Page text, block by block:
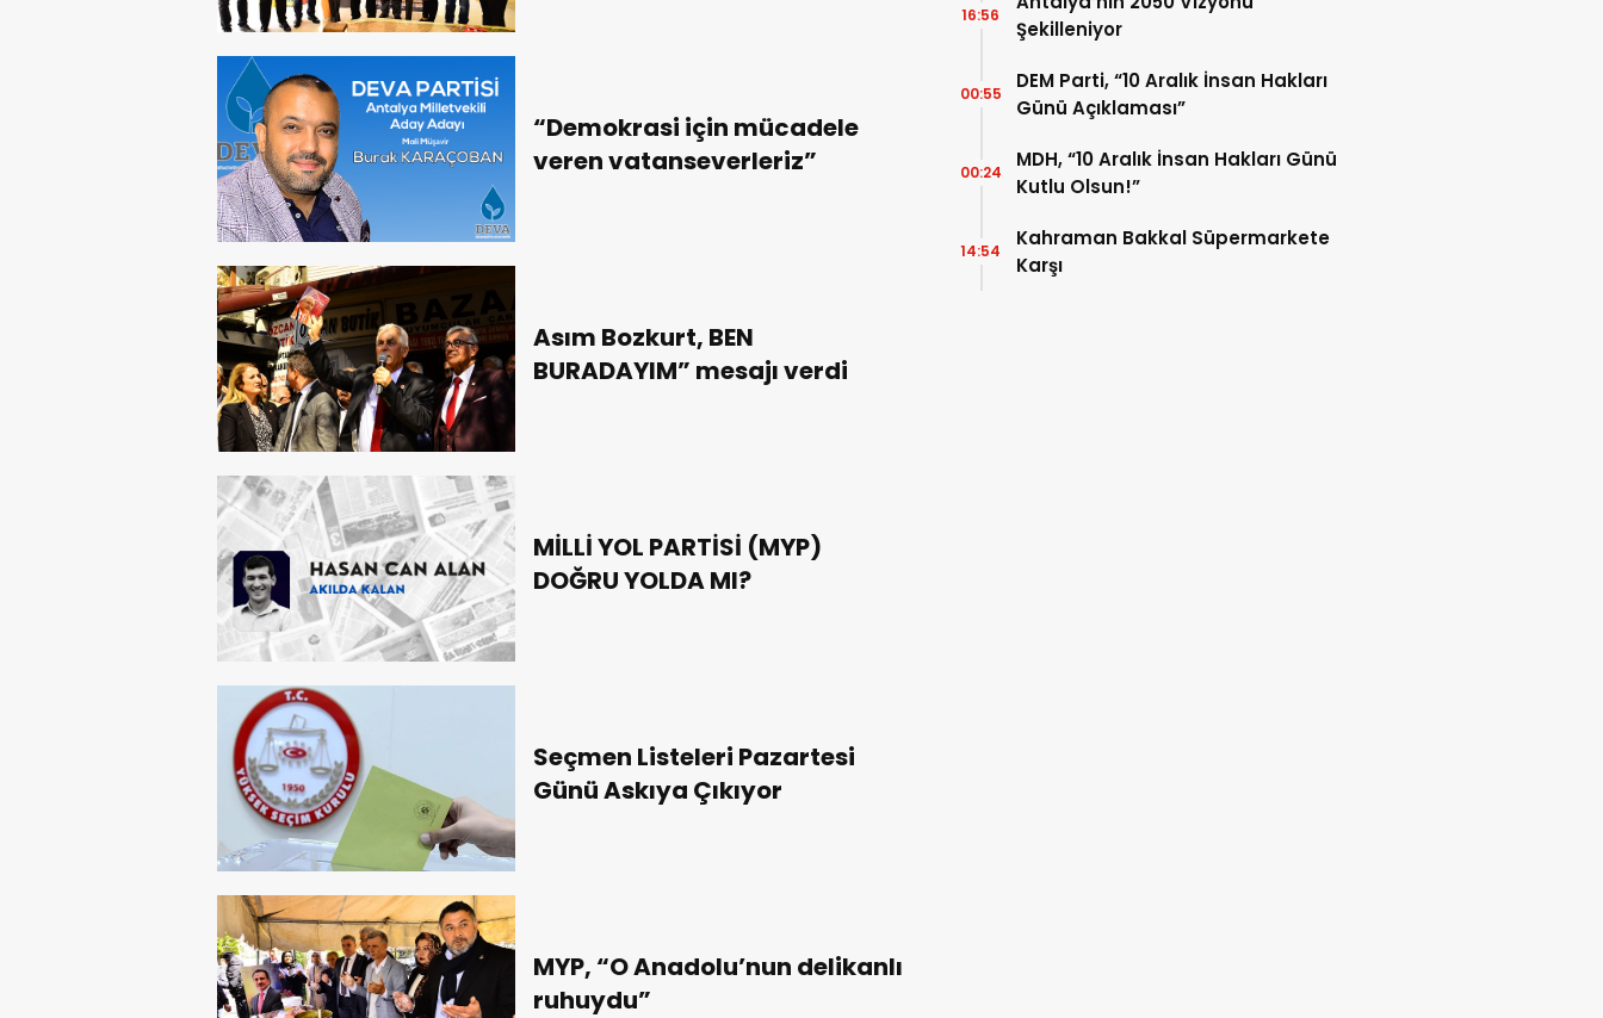
“Demokrasi için mücadele
veren vatanseverleriz”
Asım Bozkurt, BEN
BURADAYIM” mesajı verdi
MİLLİ YOL PARTİSİ (MYP)
DOĞRU YOLDA MI?
Seçmen Listeleri Pazartesi
Günü Askıya Çıkıyor
MYP, “O Anadolu’nun delikanlı
ruhuydu”
Şekilleniyor
16:56
DEM Parti, “10 Aralık İnsan Hakları
Günü Açıklaması”
00:55
MDH, “10 Aralık İnsan Hakları Günü
Kutlu Olsun!”
00:24
Kahraman Bakkal Süpermarkete
Karşı
14:54